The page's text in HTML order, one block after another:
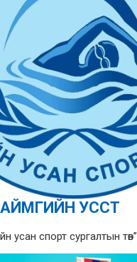
УССТ
усан спорт сургалтын төв”